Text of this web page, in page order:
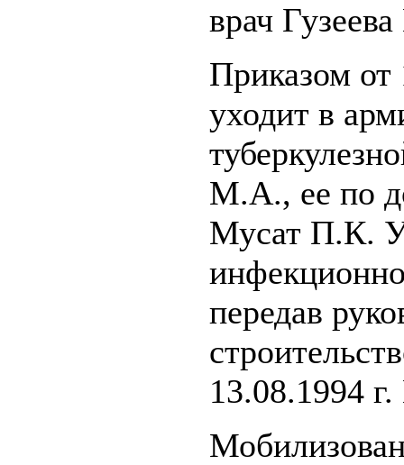
врач
Приказом от
уходит в
М.А., ее по
Мусат П.К.
передав
13.08.1994